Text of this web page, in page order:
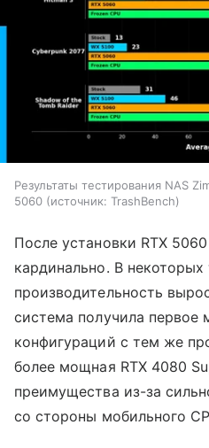
Результаты тестирования NAS
5060
источник: TrashBench
После установки RTX
кардинально. В некоторых
производительность
система получила первое
конфигураций с тем же
более мощная RTX 4080
преимущества из-за
со стороны мобильного